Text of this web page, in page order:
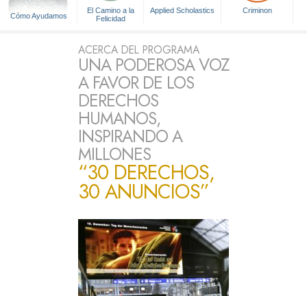
Cómo Ayudamos
El Camino a la
Felicidad
Applied Scholastics Criminon
ACERCA DEL PROGRAMA
UNA PODEROSA VOZ
A FAVOR DE LOS
DERECHOS
HUMANOS,
INSPIRANDO A
MILLONES
“30 DERECHOS,
30 ANUNCIOS”